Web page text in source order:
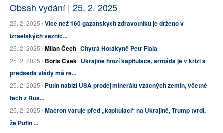
Obsah vydání | 25. 2. 2025
25. 2. 2025 /Více než 160 gazanských zdravotníků je drženo v
izraelských věznic...
25. 2. 2025 /Milan Čech Chytrá Horákyně Petr Fiala
25. 2. 2025 /Boris Cvek Ukrajině hrozí kapitulace, armáda je v krizi a
předseda vlády má re...
25. 2. 2025 /Putin nabízí USA prodej minerálů vzácných zemin, včetně
těch z Rus...
25. 2. 2025 /Macron varuje před „kapitulací“ na Ukrajině, Trump tvrdí,
že Putin ...